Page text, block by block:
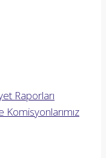
Raporları
Komisyonlarımız